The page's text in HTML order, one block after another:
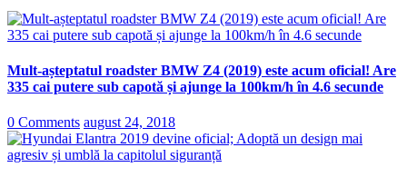
Mult-așteptatul roadster BMW Z4 (2019) este acum oficial! Are
335 cai putere sub capotă și ajunge la 100km/h în 4.6 secunde
0 Comments august 24, 2018